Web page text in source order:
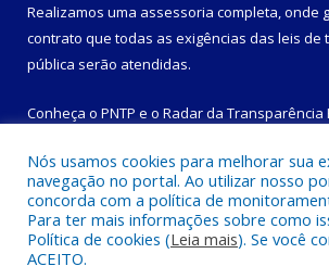
Realizamos uma assessoria completa, onde
contrato que todas as exigências das leis de
pública serão atendidas.
Conheça o PNTP e o Radar da Transparência
Todos os direitos reservados a
Magalhães Barata.
Nós usamos cookies para melhorar sua
navegação no portal. Ao utilizar nosso
concorda com a política de
Para ter mais informações sobre como
Política de cookies (Leia mais). Se você
ACEITO.